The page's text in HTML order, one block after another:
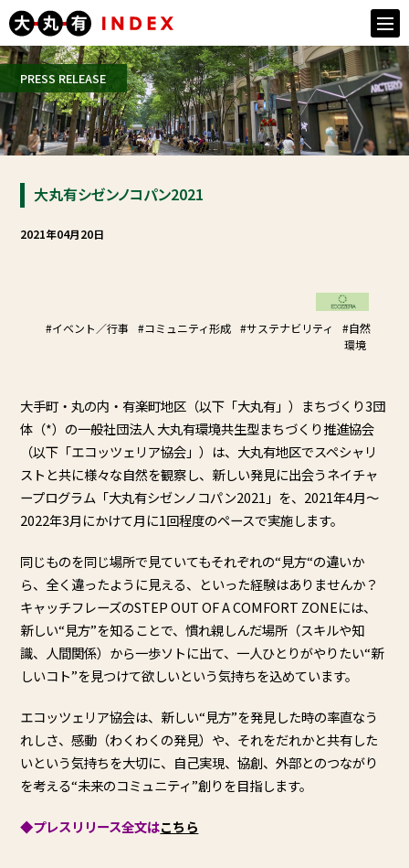
PRESS RELEASE
大丸有シゼンノコパン2021
2021年04月20日
#イベント／行事 #コミュニティ形成 #サステナビリティ
#自然
環境
大手町・丸の内・有楽町地区（以下「大丸有」）まちづくり3団
体（*）の一般社団法人 大丸有環境共生型まちづくり推進協会
（以下「エコッツェリア協会」）は、大丸有地区でスペシャリ
ストと共に様々な自然を観察し、新しい発見に出会うネイチャ
ープログラム「大丸有シゼンノコパン2021」を、2021年4月～
2022年3月にかけて月に1回程度のペースで実施します。
同じものを同じ場所で見ていてもそれぞれの“見方“の違いか
ら、全く違ったように見える、といった経験はありませんか？
キャッチフレーズのSTEP OUT OF A COMFORT ZONEには、
新しい“見方”を知ることで、慣れ親しんだ場所（スキルや知
識、人間関係）から一歩ソトに出て、一人ひとりがやりたい“新
しいコト”を見つけて欲しいという気持ちを込めています。
エコッツェリア協会は、新しい“見方”を発見した時の率直なう
れしさ、感動（わくわくの発見）や、それをだれかと共有した
いという気持ちを大切に、自己実現、協創、外部とのつながり
を考える“未来のコミュニティ”創りを目指します。
◆プレスリリース全文はこちら